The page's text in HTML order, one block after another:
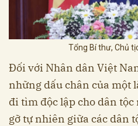
Tổng Bí thư, Chủ
Đối với Nhân dân Việt
những dấu chân của
đi tìm độc lập cho dân
gỡ tự nhiên giữa các dân